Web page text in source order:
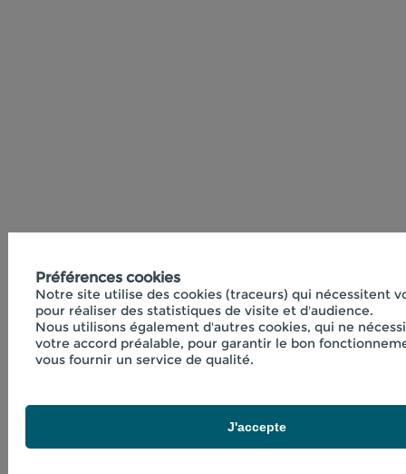
Préférences cookies
Notre site utilise des cookies (traceurs) qui nécessitent
pour réaliser des statistiques de visite et d'audience.
Nous utilisons également d'autres cookies, qui ne
votre accord préalable, pour garantir le bon
vous fournir un service de qualité.
J'accepte